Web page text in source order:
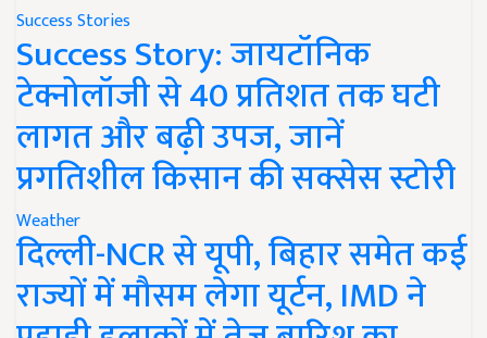
Success Stories
Success Story: जायटॉनिक
टेक्नोलॉजी से 40 प्रतिशत तक घटी
लागत और बढ़ी उपज, जानें
प्रगतिशील किसान की सक्सेस स्टोरी
Weather
दिल्ली-NCR से यूपी, बिहार समेत कई
राज्यों में मौसम लेगा यूर्टन, IMD ने